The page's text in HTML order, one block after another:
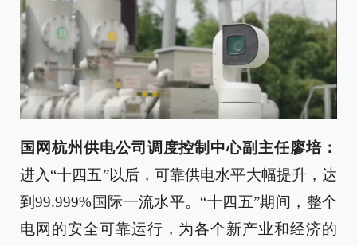
国网杭州供电公司调度控制中心副主任廖培：
进入“十四五”以后，可靠供电水平大幅提升，达
到99.999%国际一流水平。“十四五”期间，整个
电网的安全可靠运行，为各个新产业和经济的